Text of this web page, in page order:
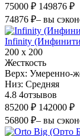
75000 ₽ 149876 ₽
74876 ₽– вы
Infinity
200 х 200
Жесткость
Верх: Умеренно-
Низ: Средняя
4.8 4отзывов
85200 ₽ 142000 ₽
56800 ₽– вы